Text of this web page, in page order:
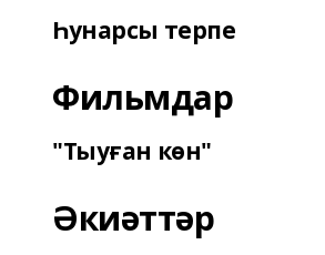
Һунарсы терпе
Фильмдар
"Тыуған көн"
Әкиәттәр